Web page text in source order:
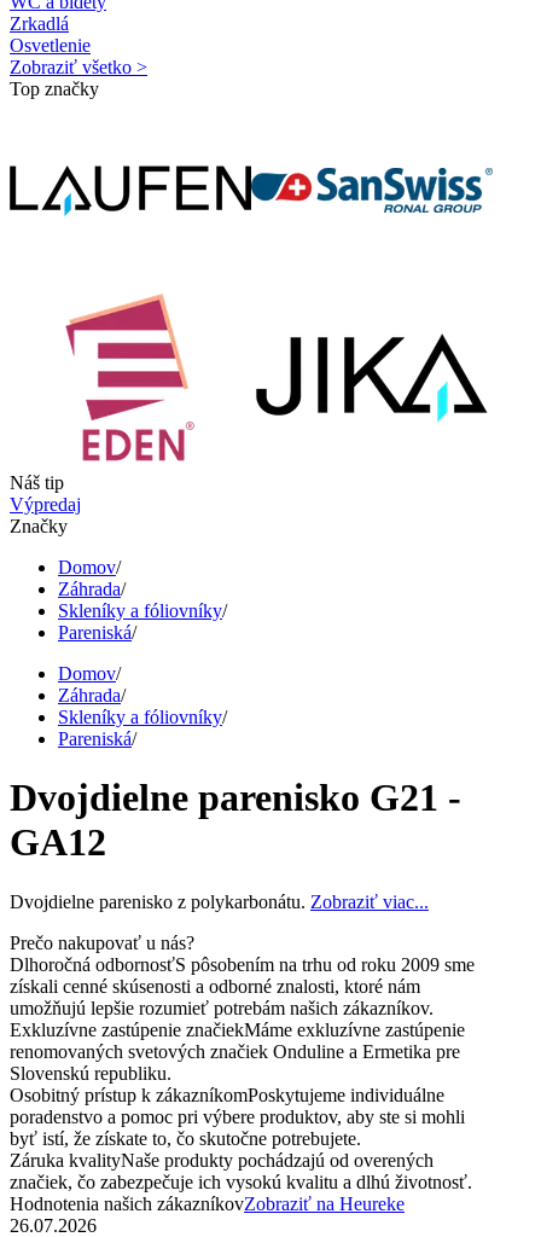
Zrkadlá
Osvetlenie
Zobraziť všetko >
Top značky
Náš tip
Výpredaj
Značky
Domov/
Záhrada/
Skleníky a fóliovníky/
Pareniská/
Domov/
Záhrada/
Skleníky a fóliovníky/
Pareniská/
Dvojdielne parenisko G21 -
GA12
Dvojdielne parenisko z polykarbonátu. Zobraziť viac...
Prečo nakupovať u nás?
Dlhoročná odbornosťS pôsobením na trhu od roku 2009 sme
získali cenné skúsenosti a odborné znalosti, ktoré nám
umožňujú lepšie rozumieť potrebám našich zákazníkov.
Exkluzívne zastúpenie značiekMáme exkluzívne zastúpenie
renomovaných svetových značiek Onduline a Ermetika pre
Slovenskú republiku.
Osobitný prístup k zákazníkomPoskytujeme individuálne
poradenstvo a pomoc pri výbere produktov, aby ste si mohli
byť istí, že získate to, čo skutočne potrebujete.
Záruka kvalityNaše produkty pochádzajú od overených
značiek, čo zabezpečuje ich vysokú kvalitu a dlhú životnosť.
Hodnotenia našich zákazníkovZobraziť na Heureke
26.07.2026